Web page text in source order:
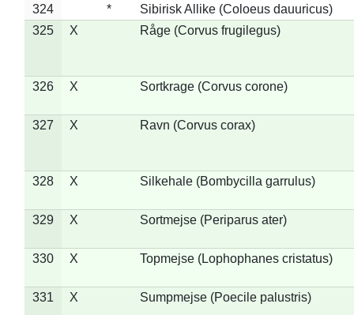
324 *
Sibirisk Allike (Coloeus dauuricus)
325
X Råge (Corvus frugilegus)
326 X Sortkrage (Corvus corone)
327 X Ravn (Corvus corax)
328 X Silkehale (Bombycilla garrulus)
329 X Sortmejse (Periparus ater)
330 X Topmejse (Lophophanes cristatus)
331 X Sumpmejse (Poecile palustris)